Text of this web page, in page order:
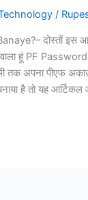
/
दोस्तों इस
वाला हूं PF
तक अपना पीएफ
है तो यह